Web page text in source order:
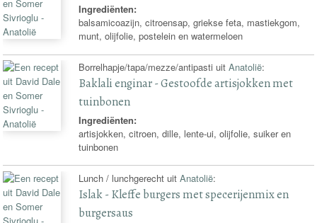
Ingrediënten:
balsamicoazijn, citroensap, griekse feta, mastiekgom,
munt, olijfolie, postelein en watermeloen
Borrelhapje/tapa/mezze/antipasti uitAnatolië:
Baklali enginar - Gestoofde artisjokken met
tuinbonen
Ingrediënten:
artisjokken, citroen, dille, lente-ui, olijfolie, suiker en
tuinbonen
Lunch / lunchgerecht uitAnatolië:
Islak - Kleffe burgers met specerijenmix en
burgersaus